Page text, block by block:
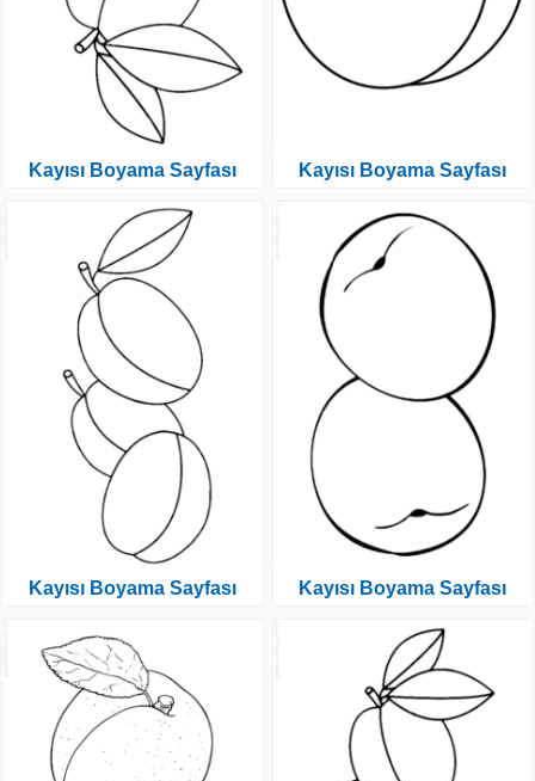
Kayısı Boyama Sayfası
Kayısı Boyama Sayfası
Kayısı Boyama Sayfası
Kayısı Boyama Sayfası